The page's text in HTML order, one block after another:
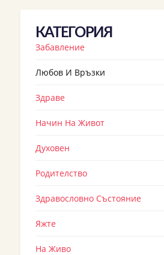
КАТЕГОРИЯ
Забавление
Любов И Връзки
Здраве
Начин На Живот
Духовен
Родителство
Здравословно Състояние
Яжте
На Живо